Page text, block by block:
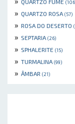
QUARTZO FUMÊ
» QUARTZO ROSA (57)
» ROSA DO DESERTO
» SEPTARIA (26)
» SPHALERITE (15)
» TURMALINA (99)
» ÂMBAR (21)